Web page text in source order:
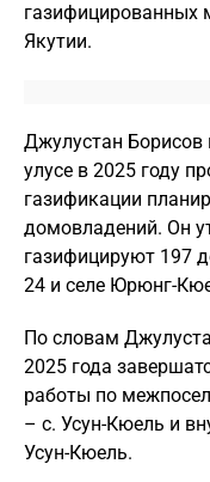
газифицированных
Якутии.
Джулустан Борисов
улусе в 2025 году
газификации
домовладений. Он
газифицируют 197
24 и селе Юрюнг-
По словам
2025 года
работы по
– с. Усун-Кюель и
Усун-Кюель.